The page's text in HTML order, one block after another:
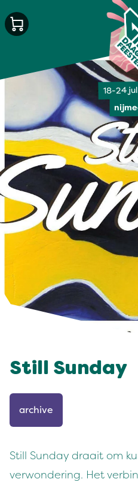
18-24
Still Sunday
archive
Still Sunday draait om
verwondering. Het